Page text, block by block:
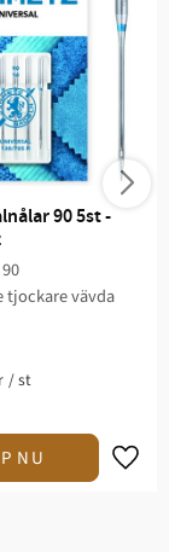
90 5st -
tjockare vävda
/st